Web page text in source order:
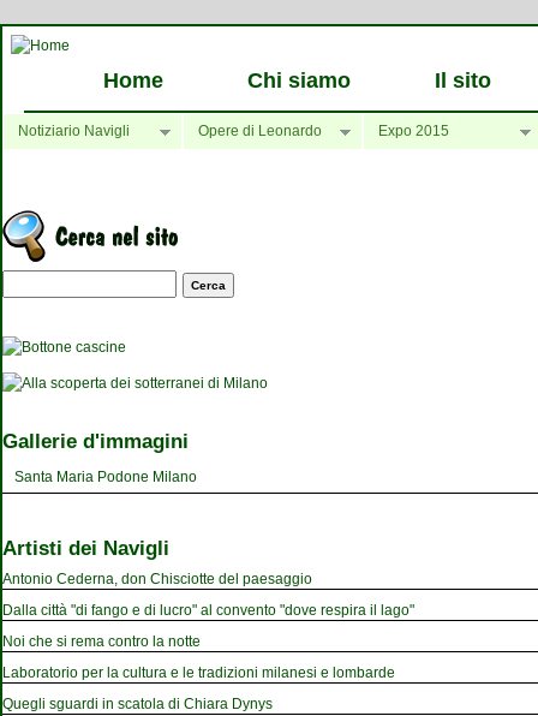
Home Chi siamo Il sito
Notiziario Navigli Opere di Leonardo Expo 2015
Maschera di ricerca
Gallerie d'immagini
Santa Maria Podone Milano
Artisti dei Navigli
Antonio Cederna, don Chisciotte del paesaggio
Dalla città "di fango e di lucro" al convento "dove respira il lago"
Noi che si rema contro la notte
Laboratorio per la cultura e le tradizioni milanesi e lombarde
Quegli sguardi in scatola di Chiara Dynys